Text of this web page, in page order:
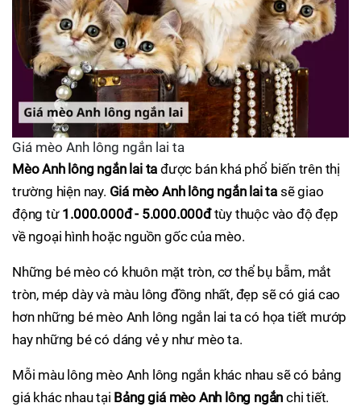
Giá mèo Anh lông ngắn lai ta
Mèo Anh lông ngắn lai ta được bán khá phổ biến trên thị
trường hiện nay. Giá mèo Anh lông ngắn lai ta sẽ giao
động từ 1.000.000đ - 5.000.000đtùy thuộc vào độ đẹp
về ngoại hình hoặc nguồn gốc của mèo.
Những bé mèo có khuôn mặt tròn, cơ thể bụ bẫm, mắt
tròn, mép dày và màu lông đồng nhất, đẹp sẽ có giá cao
hơn những bé mèo Anh lông ngắn lai ta có họa tiết mướp
hay những bé có dáng vẻ y như mèo ta.
Mỗi màu lông mèo Anh lông ngắn khác nhau sẽ có bảng
giá khác nhau tại Bảng giá mèo Anh lông ngắn chi tiết.